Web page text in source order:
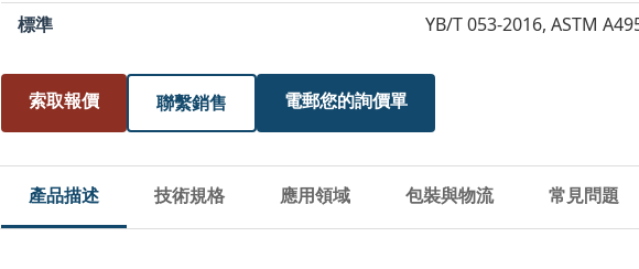
標準
YB/T 053-2016, ASTM
索取報價 聯繫銷售 電郵您的詢價單
產品描述 技術規格 應用領域 包裝與物流 常見問題